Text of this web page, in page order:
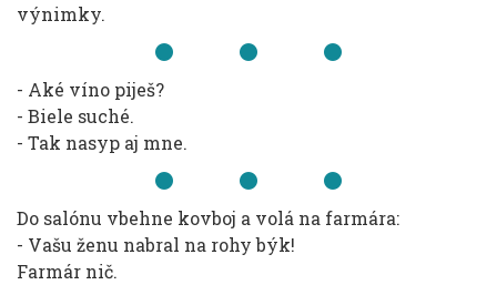
výnimky.
- Aké víno piješ?
- Biele suché.
- Tak nasyp aj mne.
Do salónu vbehne kovboj a volá na farmára:
- Vašu ženu nabral na rohy býk!
Farmár nič.